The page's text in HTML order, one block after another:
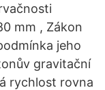
mm , Zákon
jeho
gravitační
rychlost rovna